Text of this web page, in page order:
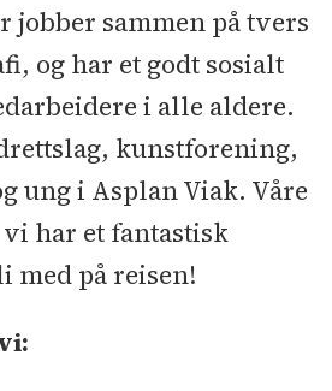
jobber sammen på tvers
og har et godt sosialt
i alle aldere.
kunstforening,
ung i Asplan Viak. Våre
har et fantastisk
med på reisen!